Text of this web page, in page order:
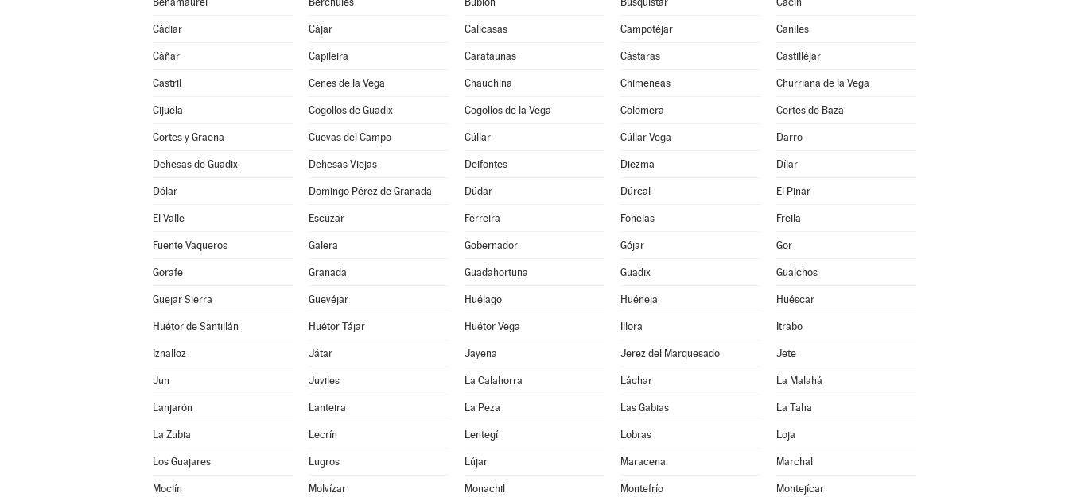
Cádiar Cájar Calicasas Campotéjar Caniles
Cáñar Capileira Carataunas Cástaras Castilléjar
Castril Cenes de la Vega Chauchina Chimeneas Churriana de la Vega
Cijuela Cogollos de Guadix Cogollos de la Vega Colomera Cortes de Baza
Cortes y Graena Cuevas del Campo Cúllar Cúllar Vega Darro
Dehesas de Guadix Dehesas Viejas Deifontes Diezma Dílar
Dólar Domingo Pérez de Granada Dúdar Dúrcal El Pinar
El Valle Escúzar Ferreira Fonelas Freila
Fuente Vaqueros Galera Gobernador Gójar Gor
Gorafe Granada Guadahortuna Guadix Gualchos
Güejar Sierra Güevéjar Huélago Huéneja Huéscar
Huétor de Santillán Huétor Tájar Huétor Vega Illora Itrabo
Iznalloz Játar Jayena Jerez del Marquesado Jete
Jun Juviles La Calahorra Láchar La Malahá
Lanjarón Lanteira La Peza Las Gabias La Taha
La Zubia Lecrín Lentegí Lobras Loja
Los Guajares Lugros Lújar Maracena Marchal
Moclín Molvízar Monachil Montefrío Montejícar